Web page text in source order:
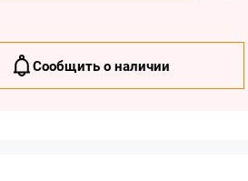
Сообщить о наличии